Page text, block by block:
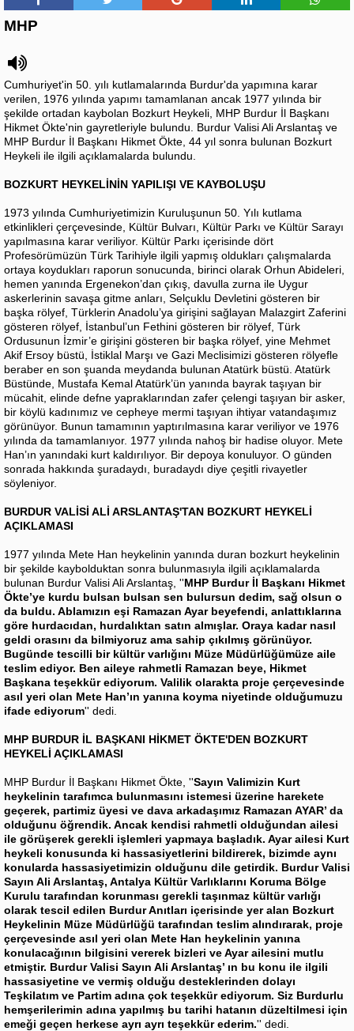
MHP
Cumhuriyet'in 50. yılı kutlamalarında Burdur'da yapımına karar
verilen, 1976 yılında yapımı tamamlanan ancak 1977 yılında bir
şekilde ortadan kaybolan Bozkurt Heykeli, MHP Burdur İl Başkanı
Hikmet Ökte'nin gayretleriyle bulundu. Burdur Valisi Ali Arslantaş ve
MHP Burdur İl Başkanı Hikmet Ökte, 44 yıl sonra bulunan Bozkurt
Heykeli ile ilgili açıklamalarda bulundu.
BOZKURT HEYKELİNİN YAPILIŞI VE KAYBOLUŞU
1973 yılında Cumhuriyetimizin Kuruluşunun 50. Yılı kutlama
etkinlikleri çerçevesinde, Kültür Bulvarı, Kültür Parkı ve Kültür Sarayı
yapılmasına karar veriliyor. Kültür Parkı içerisinde dört
Profesörümüzün Türk Tarihiyle ilgili yapmış oldukları çalışmalarda
ortaya koydukları raporun sonucunda, birinci olarak Orhun Abideleri,
hemen yanında Ergenekon’dan çıkış, davulla zurna ile Uygur
askerlerinin savaşa gitme anları, Selçuklu Devletini gösteren bir
başka rölyef, Türklerin Anadolu’ya girişini sağlayan Malazgirt Zaferini
gösteren rölyef, İstanbul’un Fethini gösteren bir rölyef, Türk
Ordusunun İzmir’e girişini gösteren bir başka rölyef, yine Mehmet
Akif Ersoy büstü, İstiklal Marşı ve Gazi Meclisimizi gösteren rölyefle
beraber en son şuanda meydanda bulunan Atatürk büstü. Atatürk
Büstünde, Mustafa Kemal Atatürk’ün yanında bayrak taşıyan bir
mücahit, elinde defne yapraklarından zafer çelengi taşıyan bir asker,
bir köylü kadınımız ve cepheye mermi taşıyan ihtiyar vatandaşımız
görünüyor. Bunun tamamının yaptırılmasına karar veriliyor ve 1976
yılında da tamamlanıyor. 1977 yılında nahoş bir hadise oluyor. Mete
Han’ın yanındaki kurt kaldırılıyor. Bir depoya konuluyor. O günden
sonrada hakkında şuradaydı, buradaydı diye çeşitli rivayetler
söyleniyor.
BURDUR VALİSİ ALİ ARSLANTAŞ'TAN BOZKURT HEYKELİ
AÇIKLAMASI
1977 yılında Mete Han heykelinin yanında duran bozkurt heykelinin
bir şekilde kaybolduktan sonra bulunmasıyla ilgili açıklamalarda
bulunan Burdur Valisi Ali Arslantaş, ''MHP Burdur İl Başkanı Hikmet
Ökte’ye kurdu bulsan bulsan sen bulursun dedim, sağ olsun o
da buldu. Ablamızın eşi Ramazan Ayar beyefendi, anlattıklarına
göre hurdacıdan, hurdalıktan satın almışlar. Oraya kadar nasıl
geldi orasını da bilmiyoruz ama sahip çıkılmış görünüyor.
Bugünde tescilli bir kültür varlığını Müze Müdürlüğümüze aile
teslim ediyor. Ben aileye rahmetli Ramazan beye, Hikmet
Başkana teşekkür ediyorum. Valilik olarakta proje çerçevesinde
asıl yeri olan Mete Han’ın yanına koyma niyetinde olduğumuzu
ifade ediyorum'' dedi.
MHP BURDUR İL BAŞKANI HİKMET ÖKTE'DEN BOZKURT
HEYKELİ AÇIKLAMASI
MHP Burdur İl Başkanı Hikmet Ökte, ''Sayın Valimizin Kurt
heykelinin tarafımca bulunmasını istemesi üzerine harekete
geçerek, partimiz üyesi ve dava arkadaşımız Ramazan AYAR’ da
olduğunu öğrendik. Ancak kendisi rahmetli olduğundan ailesi
ile görüşerek gerekli işlemleri yapmaya başladık. Ayar ailesi Kurt
heykeli konusunda ki hassasiyetlerini bildirerek, bizimde aynı
konularda hassasiyetimizin olduğunu dile getirdik. Burdur Valisi
Sayın Ali Arslantaş, Antalya Kültür Varlıklarını Koruma Bölge
Kurulu tarafından korunması gerekli taşınmaz kültür varlığı
olarak tescil edilen Burdur Anıtları içerisinde yer alan Bozkurt
Heykelinin Müze Müdürlüğü tarafından teslim alındırarak, proje
çerçevesinde asıl yeri olan Mete Han heykelinin yanına
konulacağının bilgisini vererek bizleri ve Ayar ailesini mutlu
etmiştir. Burdur Valisi Sayın Ali Arslantaş’ ın bu konu ile ilgili
hassasiyetine ve vermiş olduğu desteklerinden dolayı
Teşkilatım ve Partim adına çok teşekkür ediyorum. Siz Burdurlu
hemşerilerimin adına yapılmış bu tarihi hatanın düzeltilmesi için
emeği geçen herkese ayrı ayrı teşekkür ederim.'' dedi.